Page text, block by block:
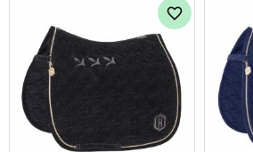
Lägg till i